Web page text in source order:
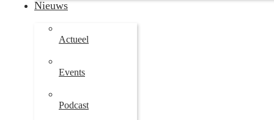
Nieuws
Actueel
Events
Podcast